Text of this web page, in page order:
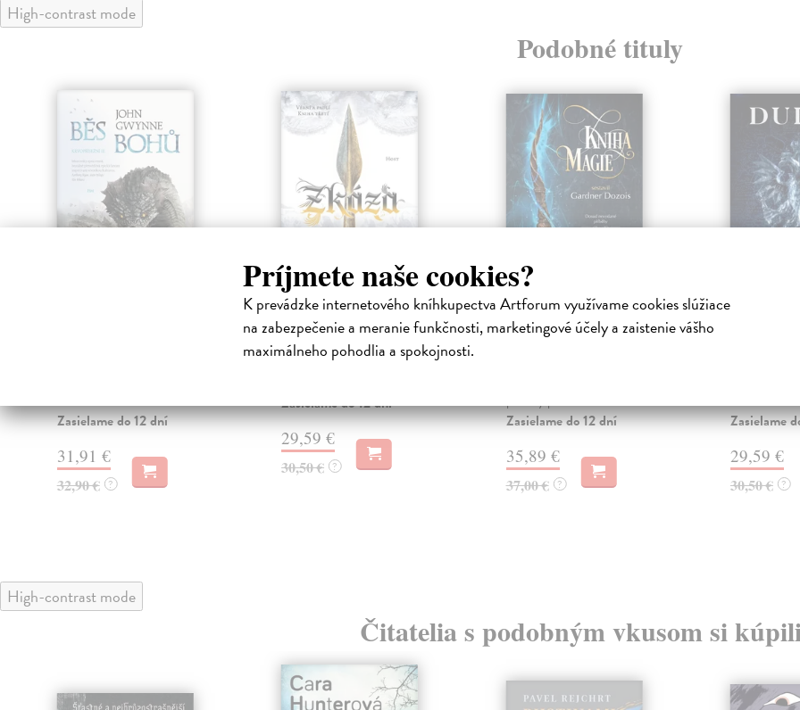
Príjmete naše cookies?
K prevádzke internetového kníhkupectva Artforum využívame cookies slúžiace
na zabezpečenie a meranie funkčnosti, marketingové účely a zaistenie vášho
maximálneho pohodlia a spokojnosti.
High-contrast mode
Podobné tituly
Zasielame do 12 dní
31,91 €
32,90 € ?
Zkáza
Gwynne John | Kniha
Třetí kniha z kultovní série Věrní a
padlí Země Vyhnanců zachvátily
Zasielame do 12 dní
29,59 €
30,50 € ?
Kniha magie
Bearová Elizabeth| Kniha
Zasielame do 12 dní
35,89 €
37,00 € ?
Led
zamrzlém
Zasielame
29,59 €
30,50 € ?
High-contrast mode
Čitatelia s podobným vkusom si